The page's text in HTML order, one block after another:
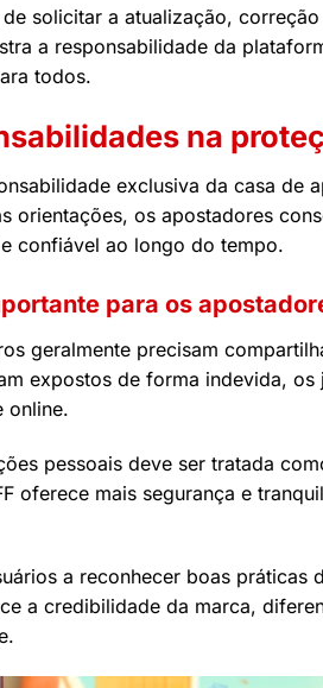
solicitar a atualização,
a responsabilidade da
todos.
na
exclusiva da casa
orientações, os apostadores
confiável ao longo do tempo.
para os
geralmente precisam
expostos de forma indevida,
online.
pessoais deve ser tratada
oferece mais segurança e
a reconhecer boas
a credibilidade da marca,